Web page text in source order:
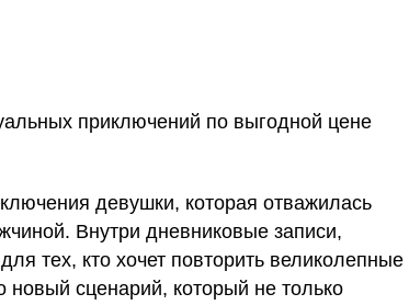
приключений по выгодной цене
девушки, которая отважилась
Внутри дневниковые записи,
тех, кто хочет повторить великолепные
новый сценарий, который не только